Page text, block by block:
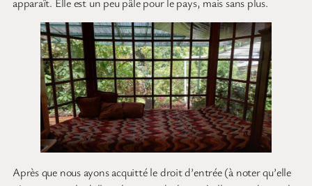
Après que nous ayons acquitté le droit d’entrée (à noter qu’elle